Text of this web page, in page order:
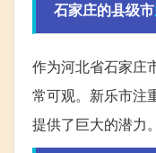
石家庄的县级市
作为河北省石家庄
常可观。新乐市注
提供了巨大的潜力